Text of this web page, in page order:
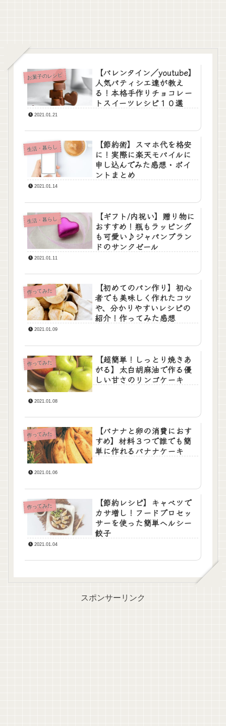
お菓子のレシピ
【バレンタイン／youtube】
人気パティシエ達が教え
る！本格手作りチョコレー
トスイーツレシピ１０選
2021.01.21
生活・暮らし
【節約術】スマホ代を格安
に！実際に楽天モバイルに
申し込んでみた感想・ポイ
ントまとめ
2021.01.14
生活・暮らし
【ギフト/内祝い】贈り物に
おすすめ！瓶もラッピング
も可愛い♪ジャパンブラン
ドのサンクゼール
2021.01.11
作ってみた
【初めてのパン作り】初心
者でも美味しく作れたコツ
や、分かりやすいレシピの
紹介！作ってみた感想
2021.01.09
作ってみた
【超簡単！しっとり焼きあ
がる】太白胡麻油で作る優
しい甘さのリンゴケーキ
2021.01.08
作ってみた
【バナナと卵の消費におす
すめ】材料３つで誰でも簡
単に作れるバナナケーキ
2021.01.06
作ってみた
【節約レシピ】キャベツで
カサ増し！フードプロセッ
サーを使った簡単ヘルシー
餃子
2021.01.04
スポンサーリンク